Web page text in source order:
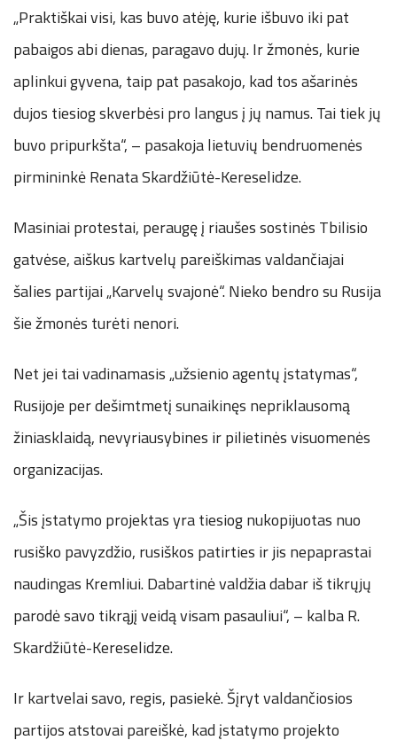
„Praktiškai visi, kas buvo atėję, kurie išbuvo iki pat
pabaigos abi dienas, paragavo dujų. Ir žmonės, kurie
aplinkui gyvena, taip pat pasakojo, kad tos ašarinės
dujos tiesiog skverbėsi pro langus į jų namus. Tai tiek jų
buvo pripurkšta“, – pasakoja lietuvių bendruomenės
pirmininkė Renata Skardžiūtė-Kereselidze.
Masiniai protestai, peraugę į riaušes sostinės Tbilisio
gatvėse, aiškus kartvelų pareiškimas valdančiajai
šalies partijai „Karvelų svajonė“. Nieko bendro su Rusija
šie žmonės turėti nenori.
Net jei tai vadinamasis „užsienio agentų įstatymas“,
Rusijoje per dešimtmetį sunaikinęs nepriklausomą
žiniasklaidą, nevyriausybines ir pilietinės visuomenės
organizacijas.
„Šis įstatymo projektas yra tiesiog nukopijuotas nuo
rusiško pavyzdžio, rusiškos patirties ir jis nepaprastai
naudingas Kremliui. Dabartinė valdžia dabar iš tikrųjų
parodė savo tikrąjį veidą visam pasauliui“, – kalba R.
Skardžiūtė-Kereselidze.
Ir kartvelai savo, regis, pasiekė. Šįryt valdančiosios
partijos atstovai pareiškė, kad įstatymo projekto